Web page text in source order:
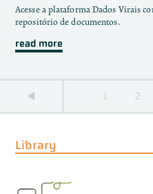
Acesse a plataforma Dados Virais
repositório de documentos.
read more
1 2
Library